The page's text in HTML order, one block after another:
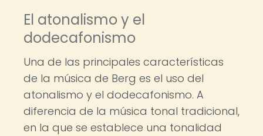
El atonalismo y el
dodecafonismo
Una de las principales características
de la música de Berg es el uso del
atonalismo y el dodecafonismo. A
diferencia de la música tonal tradicional,
en la que se establece una tonalidad